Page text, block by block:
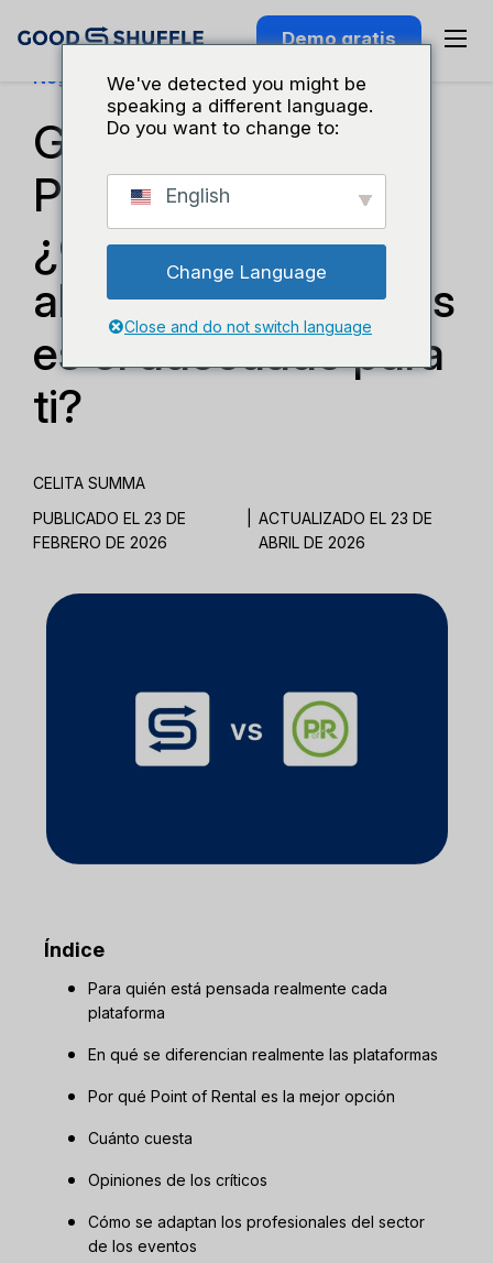
Demo gratis
Negocios Y Crecimiento
Goodshuffle Pro vs
Point of Rental:
¿Qué software de
alquiler para eventos
es el adecuado para
ti?
CELITA SUMMA
PUBLICADO EL 23 DE
FEBRERO DE 2026
ACTUALIZADO EL 23 DE
ABRIL DE 2026
Índice
Para quién está pensada realmente cada
plataforma
En qué se diferencian realmente las plataformas
Por qué Point of Rental es la mejor opción
Cuánto cuesta
Opiniones de los críticos
Cómo se adaptan los profesionales del sector
de los eventos
We've detected you might be
speaking a different language.
Do you want to change to:
English
Change Language
Close and do not switch language